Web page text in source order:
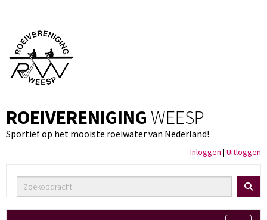
ROEIVERENIGING WEESP
Sportief op het mooiste roeiwater van Nederland!
Inloggen | Uitloggen